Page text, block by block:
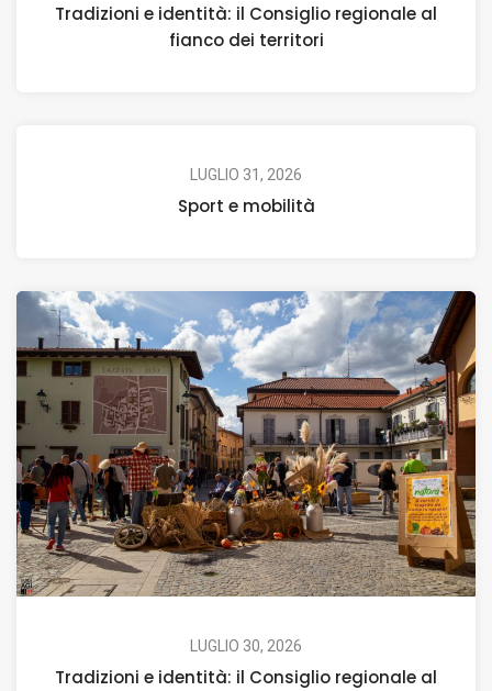
Tradizioni e identità: il Consiglio regionale al
fianco dei territori
LUGLIO 31, 2026
Sport e mobilità
LUGLIO 30, 2026
Tradizioni e identità: il Consiglio regionale al